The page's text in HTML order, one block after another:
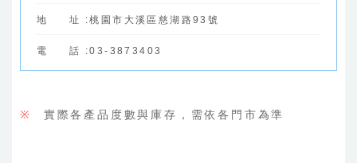
地 址 :桃園市大溪區慈湖路93號
電 話 :03-3873403
※ 實際各產品度數與庫存，需依各門市為準